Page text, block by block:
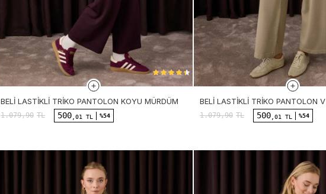
BELI LASTIKLI TRIKO PANTOLON KOYU MÜRDÜM
1.079,90 TL 500 ,01 TL %54
BELI LASTIKLI TRIKO PANTOLON
1.079,90 TL 500 ,01 TL %54